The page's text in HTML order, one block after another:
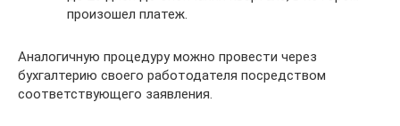
произошел платеж.
Аналогичную процедуру можно провести через
бухгалтерию своего работодателя посредством
соответствующего заявления.